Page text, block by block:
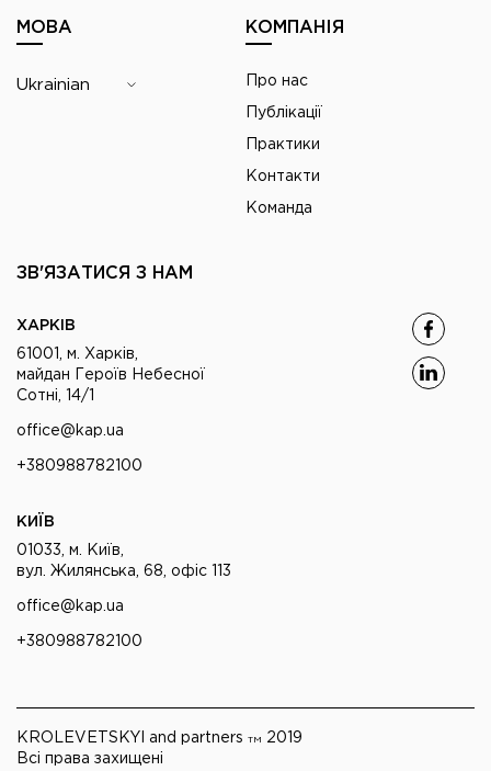
МОВА
Ukrainian
КОМПАНІЯ
Про нас
Публікації
Практики
Контакти
Команда
ЗВ'ЯЗАТИСЯ З НАМ
ХАРКІВ
61001, м. Харків,
майдан Героїв Небесної
Сотні, 14/1
office@kap.ua
+380988782100
КИЇВ
01033, м. Київ,
вул. Жилянська, 68, офіс 113
office@kap.ua
+380988782100
KROLEVETSKYI and partners TM
2019
Всі права захищені